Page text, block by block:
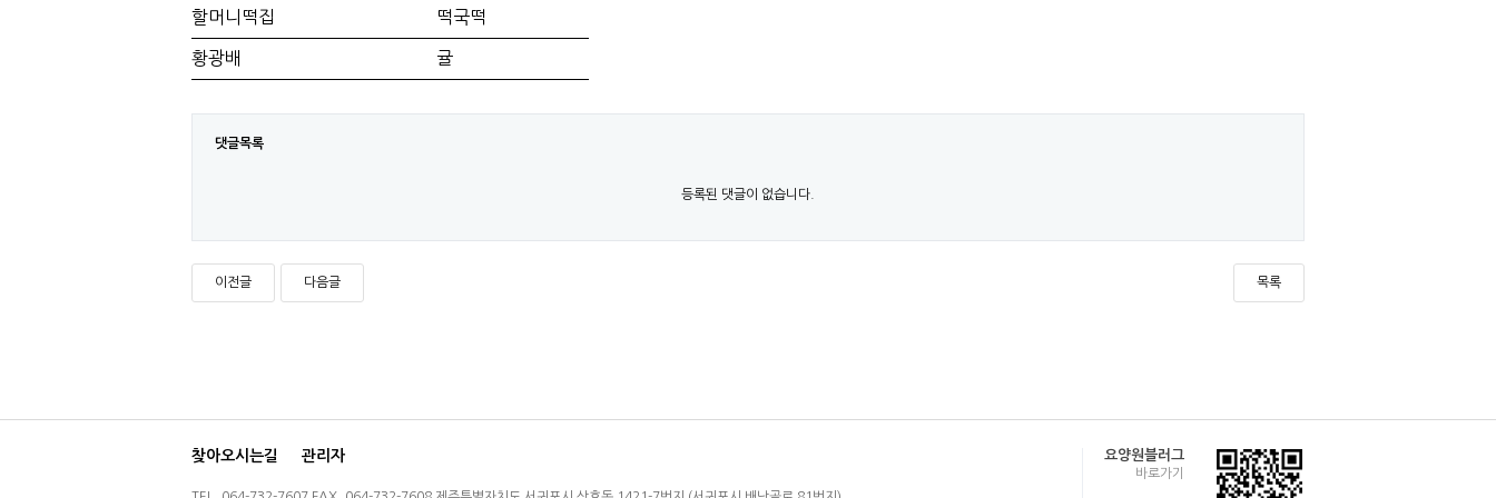
할머니떡집 떡국떡
황광배 귤
댓글목록
등록된 댓글이 없습니다.
이전글 다음글 목록
찾아오시는길 관리자 요양원블러그
바로가기